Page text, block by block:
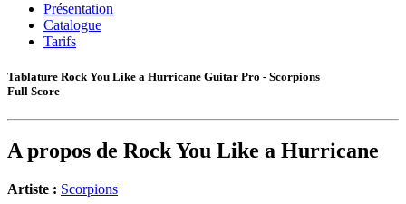
Présentation
Catalogue
Tarifs
Tablature Rock You Like a Hurricane Guitar Pro - Scorpions
Full Score
A propos de Rock You Like a Hurricane
Artiste : Scorpions